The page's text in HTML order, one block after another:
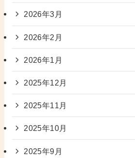
2026年3月
2026年2月
2026年1月
2025年12月
2025年11月
2025年10月
2025年9月